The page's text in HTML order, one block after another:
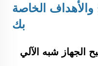
والأهداف الخاصة
بك
الجهاز شبه الآلي